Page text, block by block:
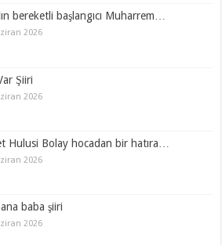
bereketli başlangıcı Muharrem…
2026
Şiiri
2026
Hulusi Bolay hocadan bir hatıra…
2026
baba şiiri
2026